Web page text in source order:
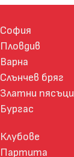
София
Пловдив
Варна
Слънчев бряг
Златни пясъци
Бургас
Клубове
Партита